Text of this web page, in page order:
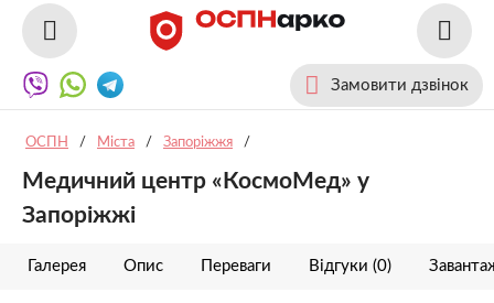
Замовити дзвінок
ОСПН / Міста / Запоріжжя /
Медичний центр «КосмоМед» у
Запоріжжі
Галерея Опис Переваги Відгуки (0)